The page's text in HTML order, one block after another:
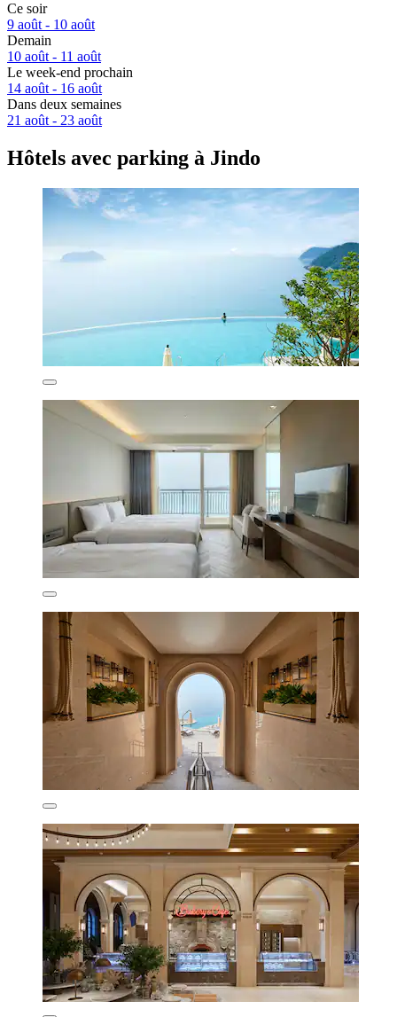
Ce soir
9 août - 10 août
Demain
10 août - 11 août
Le week-end prochain
14 août - 16 août
Dans deux semaines
21 août - 23 août
Hôtels avec parking à Jindo